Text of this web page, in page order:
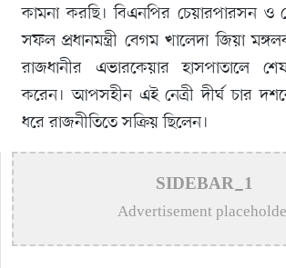
কামনা করছি। বিএনপির চেয়ারপারসন ও
সফল প্রধানমন্ত্রী বেগম খালেদা জিয়া
রাজধানীর এভারকেয়ার হাসপাতালে
করেন। আপসহীন এই নেত্রী দীর্ঘ চার
ধরে রাজনীতিতে সক্রিয় ছিলেন।
SIDEBAR_1
Advertisement